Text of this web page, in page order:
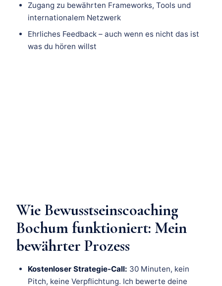
Zugang zu bewährten Frameworks, Tools und
internationalem Netzwerk
Ehrliches Feedback – auch wenn es nicht das ist
was du hören willst
Wie Bewusstseinscoaching
Bochum funktioniert: Mein
bewährter Prozess
Kostenloser Strategie-Call: 30 Minuten, kein
Pitch, keine Verpflichtung. Ich bewerte deine